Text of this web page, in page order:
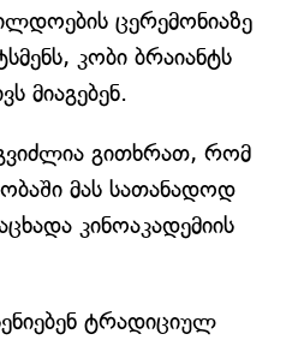
ცერემონიაზე
კობი ბრაიანტს
მიაგებენ.
გითხრათ, რომ
მას სათანადოდ
კინოაკადემიის
ტრადიციულ